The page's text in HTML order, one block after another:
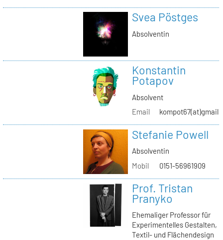
Svea Pöstges
Absolventin
Konstantin
Potapov
Absolvent
Email
Stefanie Powell
Absolventin
Mobil
0151-56961909
Prof. Tristan
Pranyko
Ehemaliger Professor für
Experimentelles Gestalten,
Textil- und Flächendesign